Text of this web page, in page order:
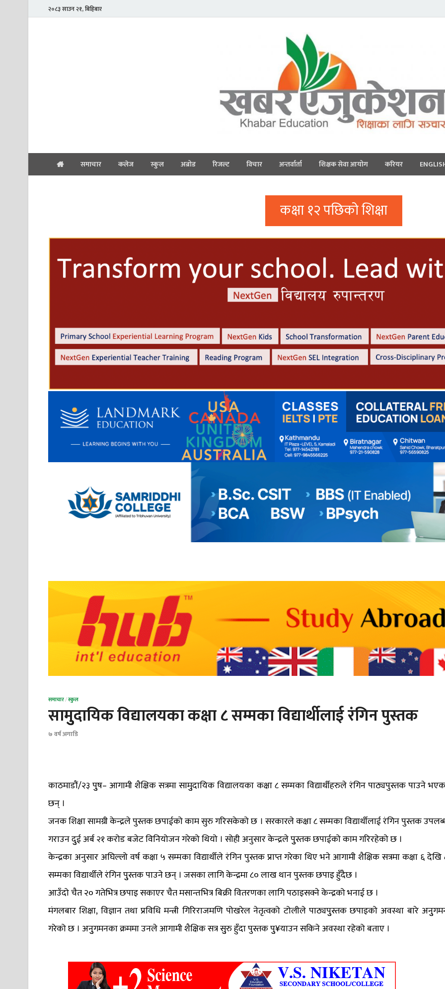
२०८३ साउन २१, बिहिबार
समाचार कलेज स्कुल अब्रोड रिजल्ट विचार अन्तर्वार्ता शिक्षक सेवा आयोग करियर
कक्षा १२ पछिको शिक्षा
समाचार/स्कुल
सामुुदायिक विद्यालयका कक्षा ८ सम्मका विद्यार्थीलाई रंगिन पुस्तक
७ वर्ष अगाडि
काठमाडौं/२३ पुुष– आगामी शैक्षिक सत्रमा सामुुदायिक विद्यालयका कक्षा ८ सम्मका विद्यार्थीहरुले रंगिन पाठ्यपुस्तक पाउने
छन् ।
जनक शिक्षा सामग्री केन्द्रले पुस्तक छपाईको काम सुरु गरिसकेको छ । सरकारले कक्षा ८ सम्मका विद्यार्थीलाई रंगिन पुस्तक
गराउन दुुई अर्ब २१ करोड बजेट विनियोजन गरेको थियो । सोही अनुसार केन्द्रले पुुस्तक छपाईको काम गरिरहेको छ ।
केन्द्रका अनुसार अघिल्लो वर्ष कक्षा ५ सम्मका विद्यार्थीले रंगिन पुस्तक प्राप्त गरेका थिए भने आगामी शैक्षिक सत्रमा कक्षा ६ देखि
सम्मका विद्यार्थीले रंगिन पुुस्तक पाउने छन् । जसका लागि केन्द्रमा ८० लाख थान पुस्तक छपाइ हुँदैछ ।
आउँदो चैत २० गतेभित्र छपाइ सकाएर चैत मसान्तभित्र बिक्री वितरणका लागि पठाइसक्ने केन्द्रको भनाई छ ।
मंगलबार शिक्षा, विज्ञान तथा प्रविधि मन्त्री गिरिराजमणि पोखरेल नेतृत्वको टोलीले पाठ्यपुुस्तक छपाइको अवस्था बारे
गरेको छ । अनुुगमनका क्रममा उनले आगामी शैक्षिक सत्र सुुरु हुँदा पुस्तक पुु¥याउन सकिने अवस्था रहेको बताए ।